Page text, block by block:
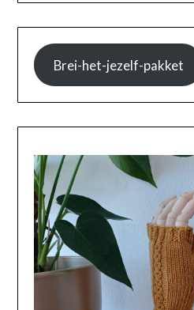
Brei-het-jezelf-pakket